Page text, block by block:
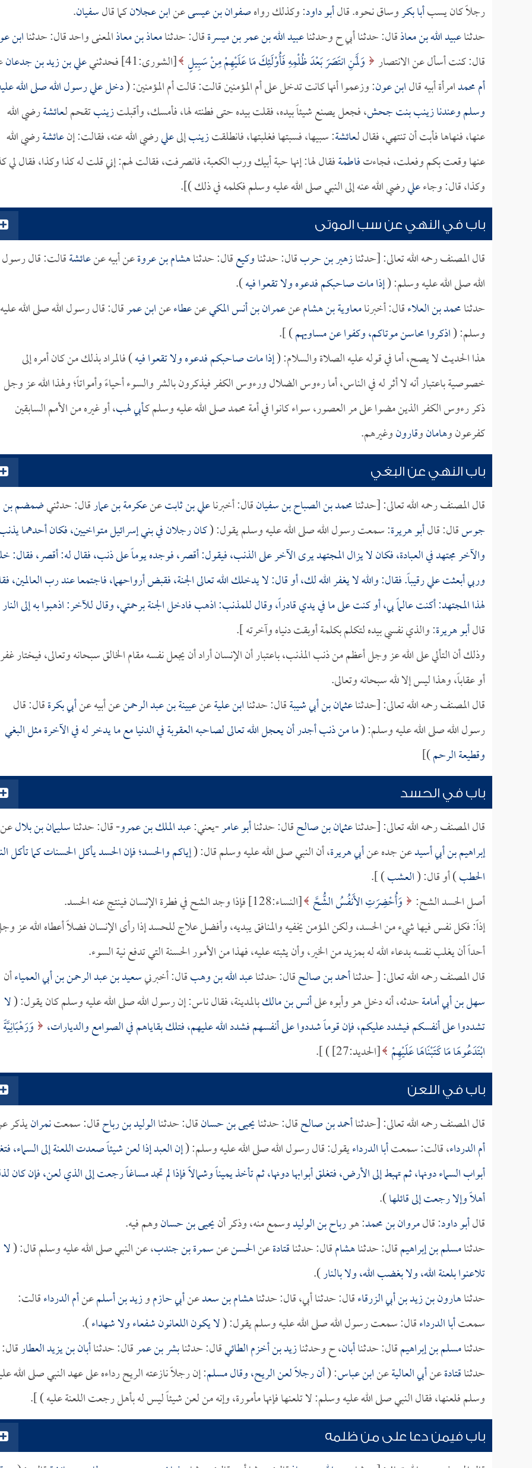
رجلاً كان يسبأبا بكروساق نحوه. قالأبو داود: وكذلك رواهصفوان بن عيسىعنابن عجلانكما قالسفيان.
حدثناعبيد الله بن معاذقال: حدثنا أبي ح وحدثناعبيد الله بن عمر بن ميسرةقال: حدثنامعاذ بن معاذالمعنى واحد قال: حدثناابن
قال: كنت أسأل عن الانتصار وَلَمَنِ انتَصَرَ بَعْدَ ظُلْمِهِ فَأُوْلَئِكَ مَا عَلَيْهِمْ مِنْ سَبِيلٍ [الشورى:41] فحدثني علي بن زيد بن جدعان
أم محمدامرأة أبيه قالابن عون: وزعموا أنها كانت تدخل على أم المؤمنين قالت: قالت أم المؤمنين: (دخل علي رسول الله صلى الله
وسلم وعندنازينب بنت جحش، فجعل يصنع شيئاً بيده، فقلت بيده حتى فطنته لها، فأمسك، وأقبلتزينبتقحم لـعائشةرضي الله
عنها، فنهاها فأبت أن تنتهي، فقال لـعائشة: سبيها، فسبتها فغلبتها، فانطلقتزينبإلىعليرضي الله عنه، فقالت: إنعائشةرضي الله
عنها وقعت بكم وفعلت، فجاءتفاطمةفقال لها: إنها حبة أبيك ورب الكعبة، فانصرفت، فقالت لهم: إني قلت له كذا وكذا، فقال لي
وكذا، قال: وجاءعليرضي الله عنه إلى النبي صلى الله عليه وسلم فكلمه في ذلك )].
باب في النهي عن سب الموتى
قال المصنف رحمه الله تعالى: [حدثنازهير بن حربقال: حدثناوكيعقال: حدثناهشام بن عروةعن أبيه عنعائشةقالت: قال رسول
الله صلى الله عليه وسلم: (إذا مات صاحبكم فدعوه ولا تقعوا فيه).
حدثنامحمد بن العلاءقال: أخبرنامعاوية بن هشامعنعمران بن أنس المكيعنعطاءعنابن عمرقال: قال رسول الله صلى الله عليه
وسلم: (اذكروا محاسن موتاكم، وكفوا عن مساويهم) ].
هذا الحديث لا يصح، أما في قوله عليه الصلاة والسلام: (إذا مات صاحبكم فدعوه ولا تقعوا فيه) فالمراد بذلك من كان أمره إلى
خصوصية باعتبار أنه لا أثر له في الناس، أما رءوس الضلال ورءوس الكفر فيذكرون بالشر والسوء أحياءً وأمواتاً؛ ولهذا الله عز وجل
ذكر رءوس الكفر الذين مضوا على مر العصور، سواء كانوا في أمة محمد صلى الله عليه وسلم كـأبي لهب، أو غيره من الأمم السابقين
كفرعون وهامانوقارونوغيرهم.
باب النهي عن البغي
قال المصنف رحمه الله تعالى: [حدثنامحمد بن الصباح بن سفيانقال: أخبرناعلي بن ثابتعنعكرمة بن عمارقال: حدثنيضمضم بن
جوسقال: قالأبو هريرة: سمعت رسول الله صلى الله عليه وسلم يقول: (كان رجلان في بني إسرائيل متواخيين، فكان أحدهما
والآخر مجتهد في العبادة، فكان لا يزال المجتهد يرى الآخر على الذنب، فيقول: أقصر، فوجده يوماً على ذنب، فقال له: أقصر، فقال:
وربي أبعثت علي رقيباً. فقال: والله لا يغفر الله لك، أو قال: لا يدخلك الله تعالى الجنة، فقبض أرواحهما، فاجتمعا عند رب العالمين،
لهذا المجتهد: أكنت عالماً بي، أو كنت على ما في يدي قادراً، وقال للمذنب: اذهب فادخل الجنة برحمتي، وقال للآخر: اذهبوا به إلى النار
قالأبو هريرة: والذي نفسي بيده لتكلم بكلمة أوبقت دنياه وآخرته ].
وذلك أن التألي على الله عز وجل أعظم من ذنب المذنب، باعتبار أن الإنسان أراد أن يجعل نفسه مقام الخالق سبحانه وتعالى، فيختار
أو عقاباً، وهذا ليس إلا لله سبحانه وتعالى.
قال المصنف رحمه الله تعالى: [حدثناعثمان بن أبي شيبةقال: حدثناابن عليةعنعيينة بن عبد الرحمنعن أبيه عنأبي بكرةقال: قال
رسول الله صلى الله عليه وسلم: (ما من ذنب أجدر أن يعجل الله تعالى لصاحبه العقوبة في الدنيا مع ما يدخر له في الآخرة مثل البغي
وقطيعة الرحم)]
باب في الحسد
قال المصنف رحمه الله تعالى: [حدثناعثمان بن صالحقال: حدثناأبو عامر-يعني:عبد الملك بن عمرو- قال: حدثناسليمان بن بلالعن
إبراهيم بن أبي أسيدعن جده عنأبي هريرة، أن النبي صلى الله عليه وسلم قال: (إياكم والحسد؛ فإن الحسد يأكل الحسنات كما تأكل
الحطب) أو قال: (العشب) ].
أصل الحسد الشح:
وَأُحْضِرَتِ الأَنفُسُ الشُّحَّ [النساء:128] فإذا وجد الشح في فطرة الإنسان فينتج عنه الحسد.
إذاً: فكل نفس فيها شيء من الحسد، ولكن المؤمن يخفيه والمنافق يبديه، وأفضل علاج للحسد إذا رأى الإنسان فضلاً أعطاه الله عز
أحداً أن يغلب نفسه بدعاء الله له بمزيد من الخير، وأن يثبته عليه، فهذا من الأمور الحسنة التي تدفع نية السوء.
قال المصنف رحمه الله تعالى: [ حدثناأحمد بن صالحقال: حدثناعبد الله بن وهبقال: أخبرنيسعيد بن عبد الرحمن بن أبي العمياءأن
سهل بن أبي أمامةحدثه، أنه دخل هو وأبوه علىأنس بن مالكبالمدينة، فقال ناس: إن رسول الله صلى الله عليه وسلم كان يقول: (لا
تشددوا على أنفسكم فيشدد عليكم، فإن قوماً شددوا على أنفسهم فشدد الله عليهم، فتلك بقاياهم في الصوامع والديارات،
وَرَهْبَانِيَّةً
ابْتَدَعُوهَا مَا كَتَبْنَاهَا عَلَيْهِمْ [الحديد:27] ) ].
باب في اللعن
قال المصنف رحمه الله تعالى: [حدثناأحمد بن صالحقال: حدثنايحيى بن حسانقال: حدثناالوليد بن رباحقال: سمعتنمرانيذكر
أم الدرداء، قالت: سمعتأبا الدرداءيقول: قال رسول الله صلى الله عليه وسلم: (إن العبد إذا لعن شيئاً صعدت اللعنة إلى السماء،
أبواب السماء دونها، ثم تهبط إلى الأرض، فتغلق أبوابها دونها، ثم تأخذ يميناً وشمالاً فإذا لم تجد مساغاً رجعت إلى الذي لعن، فإن كان
أهلاً وإلا رجعت إلى قائلها).
قالأبو داود: قالمروان بن محمد: هورباح بن الوليدوسمع منه، وذكر أنيحيى بن حسانوهم فيه.
حدثنامسلم بن إبراهيمقال: حدثناهشامقال: حدثناقتادةعنالحسنعنسمرة بن جندب، عن النبي صلى الله عليه وسلم قال: (لا
تلاعنوا بلعنة الله، ولا بغضب الله، ولا بالنار).
حدثناهارون بن زيد بن أبي الزرقاءقال: حدثنا أبي، قال: حدثناهشام بن سعدعنأبي حازموزيد بن أسلمعنأم الدرداءقالت:
سمعتأبا الدرداءقال: سمعت رسول الله صلى الله عليه وسلم يقول: (لا يكون اللعانون شفعاء ولا شهداء).
حدثنامسلم بن إبراهيمقال: حدثناأبان، ح وحدثنازيد بن أخزم الطائيقال: حدثنابشر بن عمرقال: حدثناأبان بن يزيد العطارقال:
حدثناقتادةعنأبي العاليةعنابن عباس: (أن رجلاً لعن الريح، وقالمسلم: إن رجلاً نازعته الريح رداءه على عهد النبي صلى الله
وسلم فلعنها، فقال النبي صلى الله عليه وسلم: لا تلعنها فإنها مأمورة، وإنه من لعن شيئاً ليس له بأهل رجعت اللعنة عليه ) ].
باب فيمن دعا على من ظلمه